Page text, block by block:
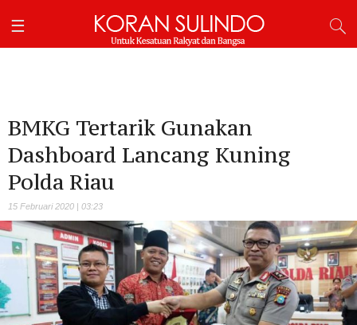
BMKG Tertarik Gunakan
Dashboard Lancang Kuning
Polda Riau
15 Februari 2020 | 03:23